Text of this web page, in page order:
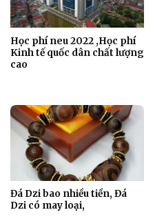
Học phí neu 2022 ,Học phí
Kinh tế quốc dân chất lượng
cao
Đá Dzi bao nhiều tiền, Đá
Dzi có may loại,